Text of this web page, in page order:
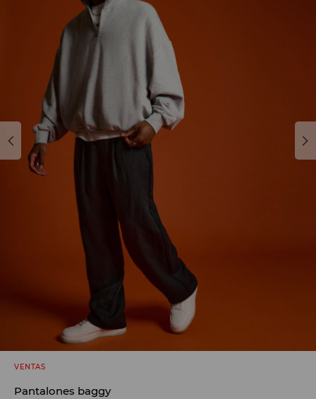
VENTAS
Pantalones baggy